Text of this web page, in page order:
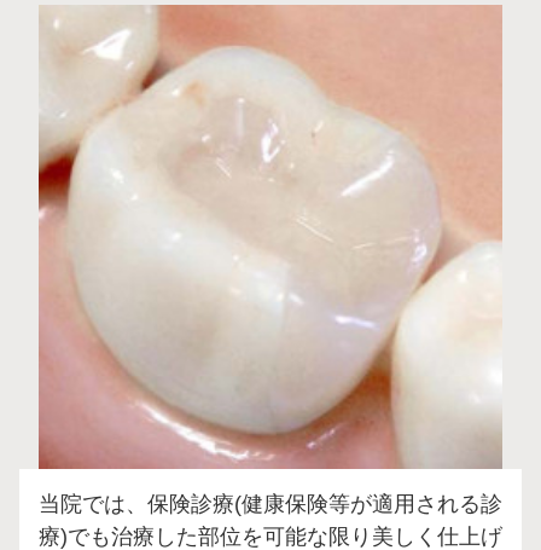
当院では、保険診療(健康保険等が適用される診
療)でも治療した部位を可能な限り美しく仕上げ